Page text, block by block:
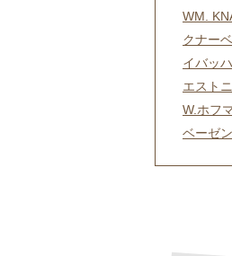
WM.
クナー
イバッ
エスト
W.ホフ
ベーゼ